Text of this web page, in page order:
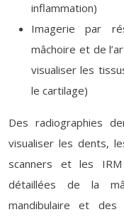
inflammation)
Imagerie par
mâchoire et de
visualiser les
le cartilage)
Des radiographies
visualiser les dents,
scanners et les
détaillées de la
mandibulaire et des